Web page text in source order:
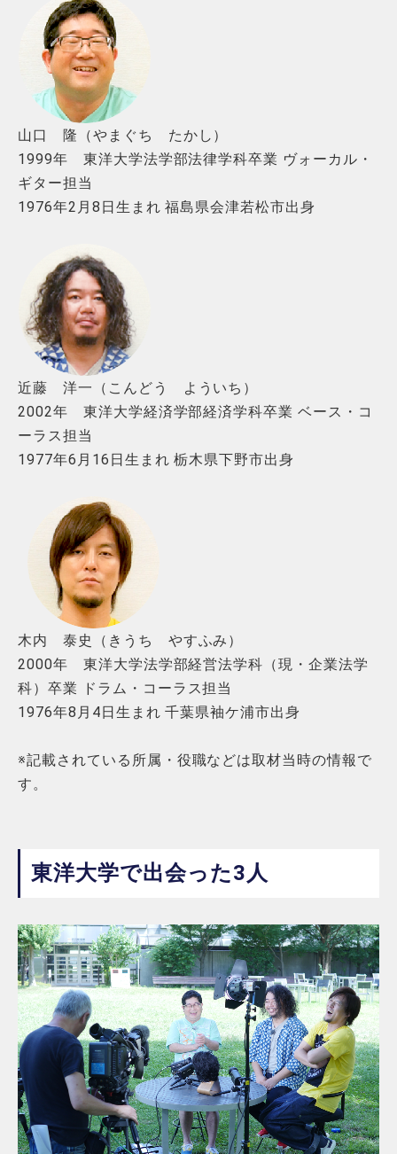
山口 隆（やまぐち たかし）
1999年 東洋大学法学部法律学科卒業 ヴォーカル・
ギター担当
1976年2月8日生まれ 福島県会津若松市出身
近藤 洋一（こんどう よういち）
2002年 東洋大学経済学部経済学科卒業 ベース・コ
ーラス担当
1977年6月16日生まれ 栃木県下野市出身
木内 泰史（きうち やすふみ）
2000年 東洋大学法学部経営法学科（現・企業法学
科）卒業 ドラム・コーラス担当
1976年8月4日生まれ 千葉県袖ケ浦市出身
※記載されている所属・役職などは取材当時の情報で
す。
東洋大学で出会った3人